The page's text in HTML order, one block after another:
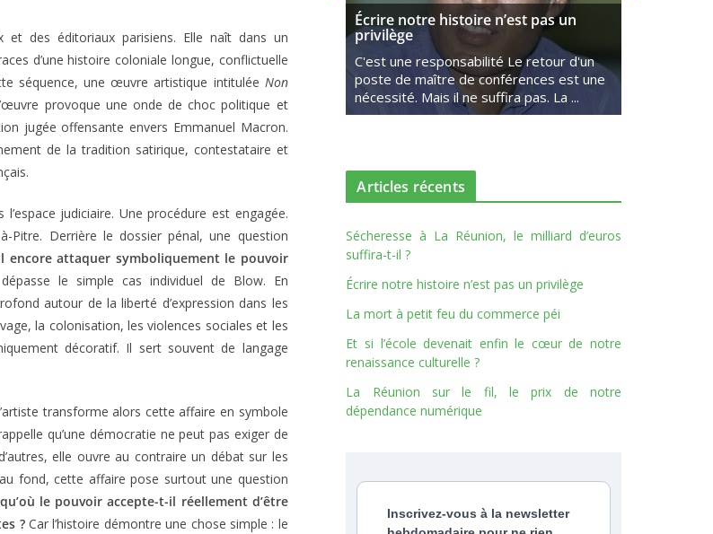
et des éditoriaux parisiens. Elle naît dans un
d’une histoire coloniale longue, conflictuelle
séquence, une œuvre artistique intitulée Non
provoque une onde de choc politique et
jugée offensante envers Emmanuel Macron.
de la tradition satirique, contestataire et
judiciaire. Une procédure est engagée.
Pitre. Derrière le dossier pénal, une question
encore attaquer symboliquement le pouvoir
le simple cas individuel de Blow. En
autour de la liberté d’expression dans les
la colonisation, les violences sociales et les
décoratif. Il sert souvent de langage
transforme alors cette affaire en symbole
qu’une démocratie ne peut pas exiger de
elle ouvre au contraire un débat sur les
fond, cette affaire pose surtout une question
le pouvoir accepte-t-il réellement d’être
?Car l’histoire démontre une chose simple : le
Écrire notre histoire n’est pas un
privilège
C'est une responsabilité Le retour d'un
poste de maître de conférences est une
nécessité. Mais il ne suffira pas. La ...
Articles récents
Sécheresse à La Réunion, le milliard d’euros
suffira-t-il ?
Écrire notre histoire n’est pas un privilège
La mort à petit feu du commerce péi
Et si l’école devenait enfin le cœur de notre
renaissance culturelle ?
La Réunion sur le fil, le prix de notre
dépendance numérique
Inscrivez-vous à la newsletter